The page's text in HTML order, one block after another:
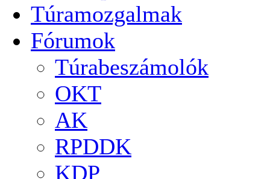
Túramozgalmak
Fórumok
Túrabeszámolók
OKT
AK
RPDDK
KDP